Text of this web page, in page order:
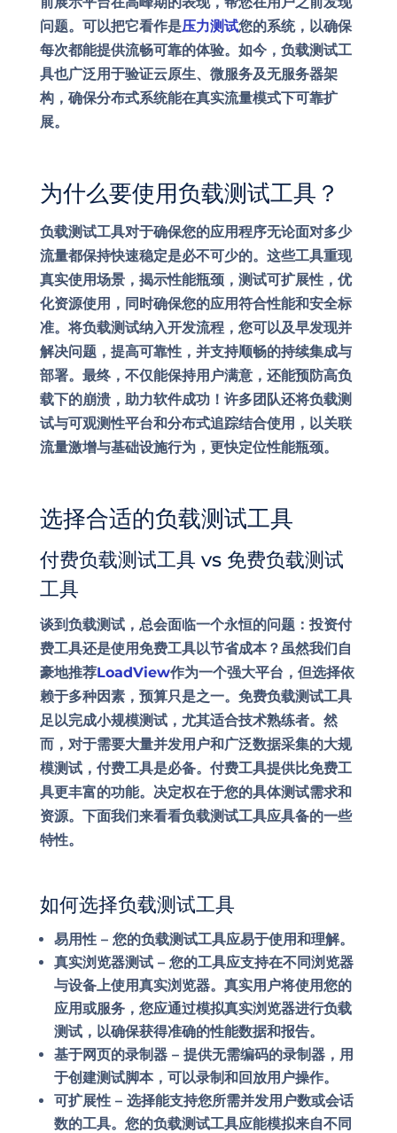
问题。可以把它看作是压力测试您的系统，以确保
每次都能提供流畅可靠的体验。如今，负载测试工
具也广泛用于验证云原生、微服务及无服务器架
构，确保分布式系统能在真实流量模式下可靠扩
展。
为什么要使用负载测试工具？
负载测试工具对于确保您的应用程序无论面对多少
流量都保持快速稳定是必不可少的。这些工具重现
真实使用场景，揭示性能瓶颈，测试可扩展性，优
化资源使用，同时确保您的应用符合性能和安全标
准。将负载测试纳入开发流程，您可以及早发现并
解决问题，提高可靠性，并支持顺畅的持续集成与
部署。最终，不仅能保持用户满意，还能预防高负
载下的崩溃，助力软件成功！许多团队还将负载测
试与可观测性平台和分布式追踪结合使用，以关联
流量激增与基础设施行为，更快定位性能瓶颈。
选择合适的负载测试工具
付费负载测试工具 vs 免费负载测试
工具
谈到负载测试，总会面临一个永恒的问题：投资付
费工具还是使用免费工具以节省成本？虽然我们自
豪地推荐LoadView作为一个强大平台，但选择依
赖于多种因素，预算只是之一。免费负载测试工具
足以完成小规模测试，尤其适合技术熟练者。然
而，对于需要大量并发用户和广泛数据采集的大规
模测试，付费工具是必备。付费工具提供比免费工
具更丰富的功能。决定权在于您的具体测试需求和
资源。下面我们来看看负载测试工具应具备的一些
特性。
如何选择负载测试工具
易用性 – 您的负载测试工具应易于使用和理解。
真实浏览器测试 – 您的工具应支持在不同浏览器
与设备上使用真实浏览器。真实用户将使用您的
应用或服务，您应通过模拟真实浏览器进行负载
测试，以确保获得准确的性能数据和报告。
基于网页的录制器 – 提供无需编码的录制器，用
于创建测试脚本，可以录制和回放用户操作。
可扩展性 – 选择能支持您所需并发用户数或会话
数的工具。您的负载测试工具应能模拟来自不同